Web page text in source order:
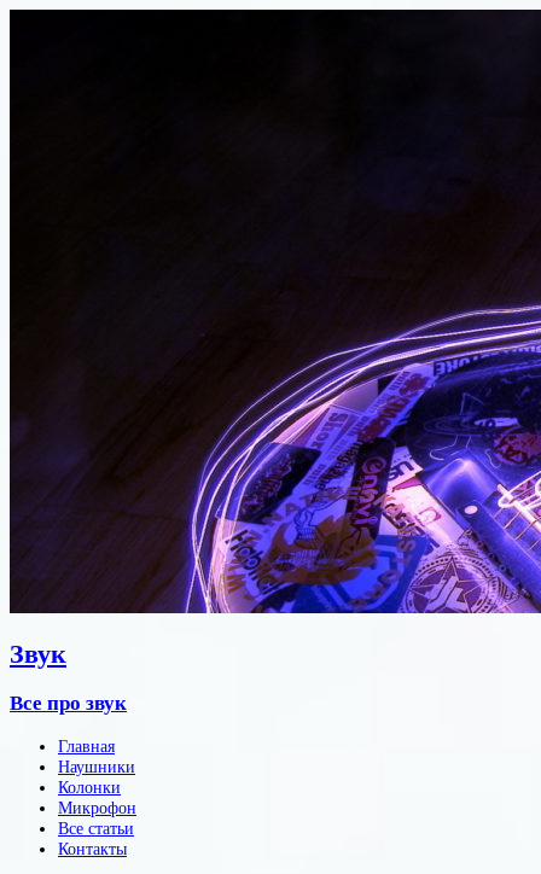
Звук
Все про звук
Главная
Наушники
Колонки
Микрофон
Все статьи
Контакты